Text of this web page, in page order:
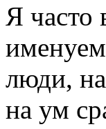
Я часто
люди,
на ум